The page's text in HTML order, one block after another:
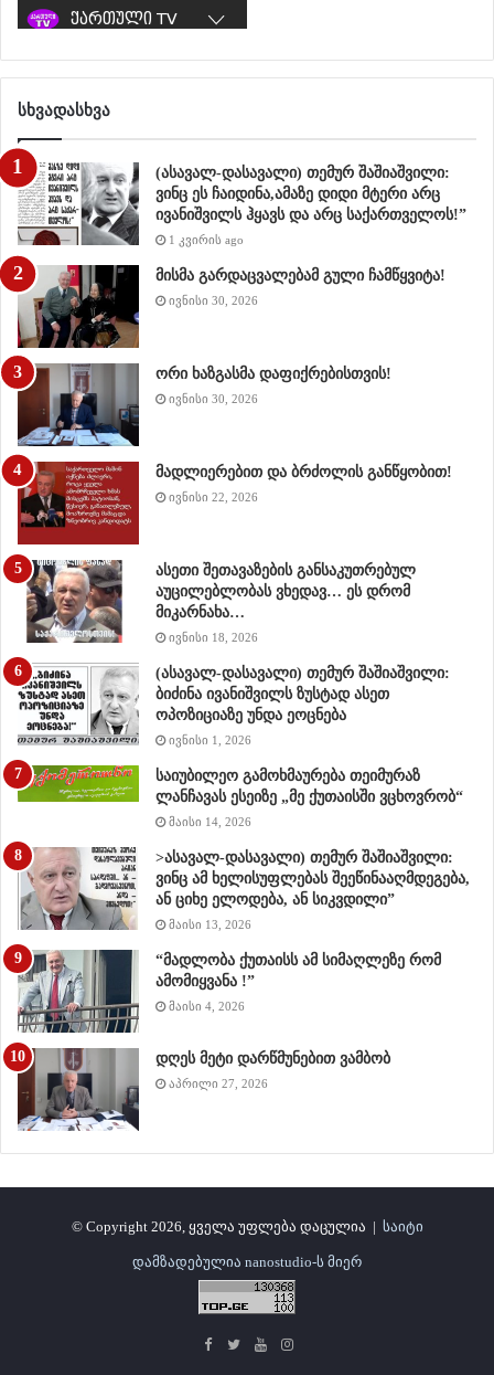
სხვადასხვა
(ასავალ-დასავალი) თემურ შაშიაშვილი:
ვინც ეს ჩაიდინა,ამაზე დიდი მტერი არც
ივანიშვილს ჰყავს და არც საქართველოს!”
1 კვირის ago
მისმა გარდაცვალებამ გული ჩამწყვიტა!
ივნისი 30, 2026
ორი ხაზგასმა დაფიქრებისთვის!
ივნისი 30, 2026
მადლიერებით და ბრძოლის განწყობით!
ივნისი 22, 2026
ასეთი შეთავაზების განსაკუთრებულ
აუცილებლობას ვხედავ… ეს დრომ
მიკარნახა…
ივნისი 18, 2026
(ასავალ-დასავალი) თემურ შაშიაშვილი:
ბიძინა ივანიშვილს ზუსტად ასეთ
ოპოზიციაზე უნდა ეოცნება
ივნისი 1, 2026
საიუბილეო გამოხმაურება თეიმურაზ
ლანჩავას ესეიზე „მე ქუთაისში ვცხოვრობ“
მაისი 14, 2026
>ასავალ-დასავალი) თემურ შაშიაშვილი:
ვინც ამ ხელისუფლებას შეეწინააღმდეგება,
ან ციხე ელოდება, ან სიკვდილი”
მაისი 13, 2026
“მადლობა ქუთაისს ამ სიმაღლეზე რომ
ამომიყვანა !”
მაისი 4, 2026
დღეს მეტი დარწმუნებით ვამბობ
აპრილი 27, 2026
© Copyright 2026, ყველა უფლება დაცულია | საიტი
დამზადებულია nanostudio-ს მიერ